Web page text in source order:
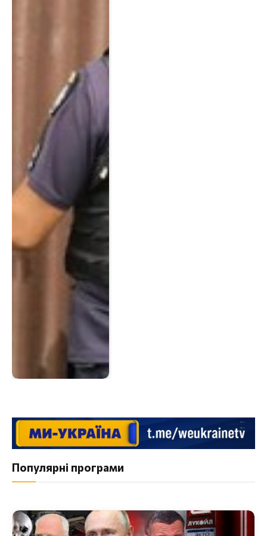
Популярні програми